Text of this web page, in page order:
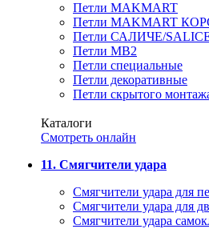
Петли MAKMART
Петли MAKMART
Петли САЛИЧЕ/
Петли MB2
Петли специальные
Петли декоративные
Петли скрытого
Каталоги
Смотреть онлайн
11. Смягчители удара
Смягчители удара для
Смягчители удара для
Cмягчители удара